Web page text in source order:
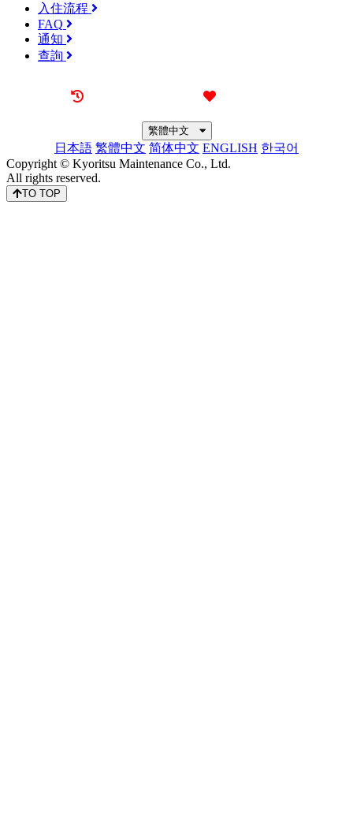
入住流程
FAQ
通知
查詢
繁體中文
日本語 繁體中文 简体中文 ENGLISH 한국어
Copyright © Kyoritsu Maintenance Co., Ltd.
All rights reserved.
TO TOP